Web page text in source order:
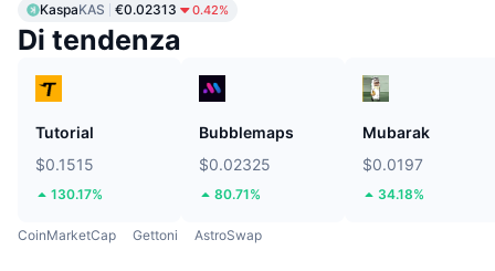
KaspaKAS €0.02313 0.42%
Di tendenza
Tutorial
$0.1515
130.17%
Bubblemaps
$0.02325
80.71%
Mubarak
$0.0197
34.18%
CoinMarketCap Gettoni AstroSwap